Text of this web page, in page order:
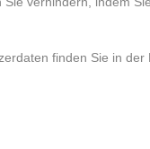
finden Sie in